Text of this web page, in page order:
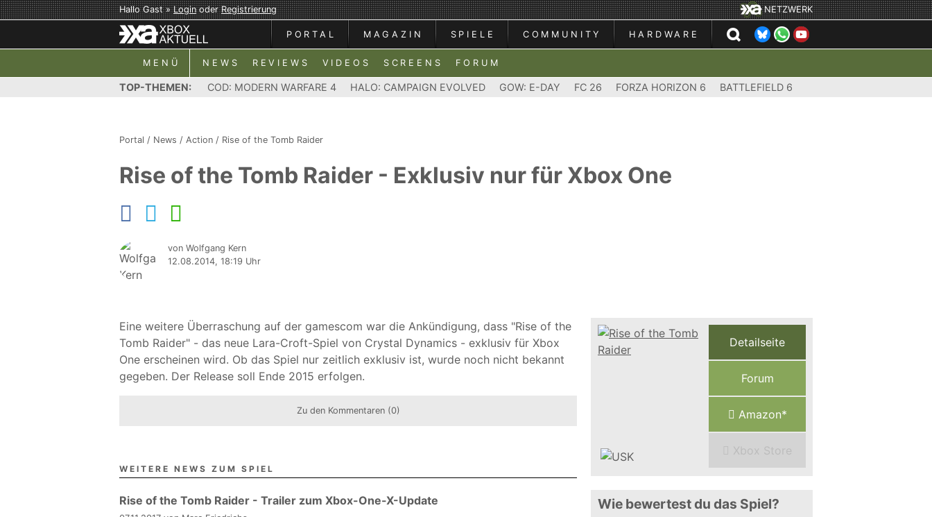
Hallo Gast »LoginoderRegistrierung NETZWERK
PORTAL MAGAZIN SPIELE COMMUNITY HARDWARE
MENÜ NEWS REVIEWS VIDEOS SCREENS FORUM
TOP-THEMEN: COD: MODERN WARFARE 4 HALO: CAMPAIGN EVOLVED GOW: E-DAY FC 26 FORZA HORIZON 6 BATTLEFIELD 6
Portal / News / Action / Rise of the Tomb Raider
Rise of the Tomb Raider - Exklusiv nur für Xbox One
von Wolfgang Kern
12.08.2014, 18:19 Uhr
Eine weitere Überraschung auf der gamescom war die Ankündigung, dass "Rise of the
Tomb Raider" - das neue Lara-Croft-Spiel von Crystal Dynamics - exklusiv für Xbox
One erscheinen wird. Ob das Spiel nur zeitlich exklusiv ist, wurde noch nicht bekannt
gegeben. Der Release soll Ende 2015 erfolgen.
Zu den Kommentaren (0)
WEITERE NEWS ZUM SPIEL
Rise of the Tomb Raider - Trailer zum Xbox-One-X-Update
Detailseite
Forum
Amazon*
Xbox Store
Wie bewertest du das Spiel?